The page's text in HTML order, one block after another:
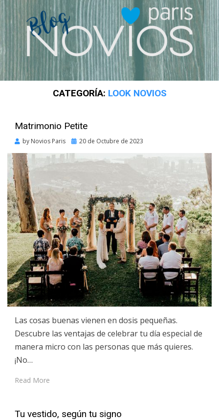
CATEGORÍA: LOOK NOVIOS
Matrimonio Petite
by Novios Paris
Posted
20 de Octubre de 2023
Las cosas buenas vienen en dosis pequeñas.
Descubre las ventajas de celebrar tu día especial de
manera micro con las personas que más quieres.
¡No…
Read More
Tu vestido, según tu signo